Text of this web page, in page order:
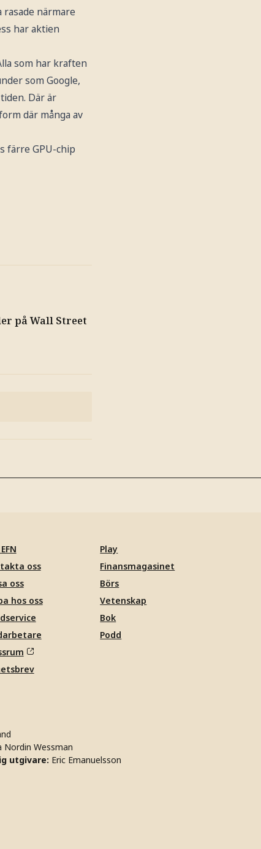
närmare
har aktien
som har kraften
som Google,
Där är
där många av
färre GPU-chip
på Wall Street
oss
oss
hos oss
Play
Finansmagasinet
Börs
Vetenskap
Bok
Podd
Nordin Wessman
utgivare: Eric Emanuelsson